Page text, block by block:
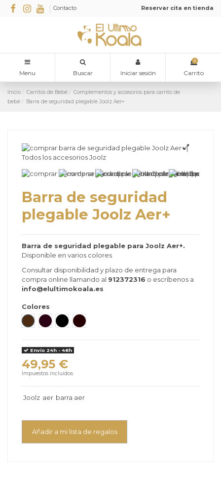
Contacto Reservar cita en tienda
Menu Buscar Iniciar sesión
0
Carrito
Inicio Carritos de Bebé
Complementos y accesorios para carrito de
bebé
Barra de seguridad plegable Joolz Aer+
Barra de seguridad
plegable Joolz Aer+
Barra de seguridad plegable para Joolz Aer+.
Disponible en varios colores
Consultar disponibilidad y plazo de entrega para
compra online llamando al 912372316 o escríbenos a
info@elultimokoala.es
Colores
Brown carbón
Mid Brown Carbon
Black Carbon
Dark brown
Envío 24h - 48h
49,95 €
Impuestos incluidos
Joolz aer barra aer
Añadir a mi lista de regalos